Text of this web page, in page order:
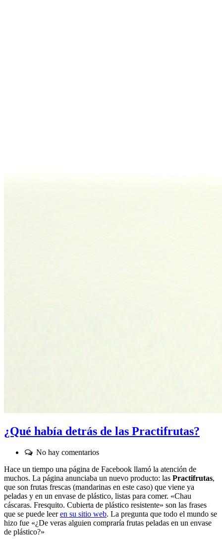
¿Qué había detrás de las Practifrutas?
Comentarios:
No hay comentarios
Hace un tiempo una página de Facebook llamó la atención de
muchos. La página anunciaba un nuevo producto: las Practifrutas,
que son frutas frescas (mandarinas en este caso) que viene ya
peladas y en un envase de plástico, listas para comer. «Chau
cáscaras. Fresquito. Cubierta de plástico resistente» son las frases
que se puede leeren su sitio web. La pregunta que todo el mundo se
hizo fue «¿De veras alguien compraría frutas peladas en un envase
de plástico?»